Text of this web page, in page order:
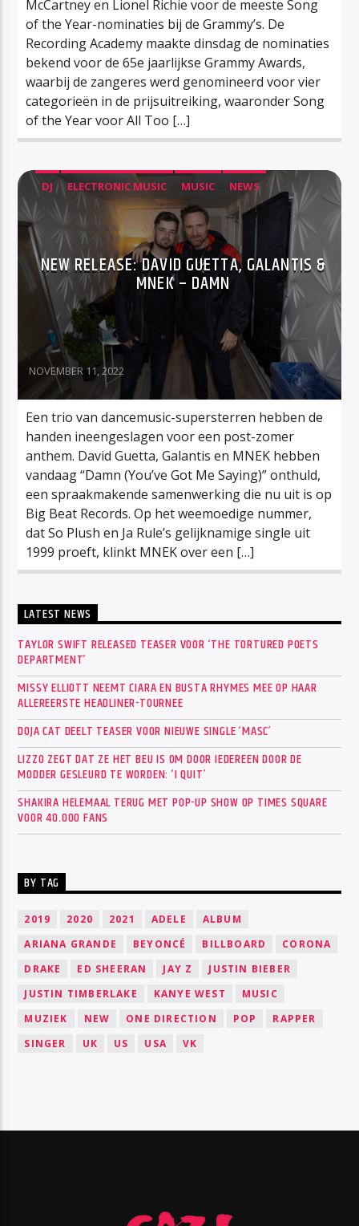
McCartney en Lionel Richie voor de meeste Song
of the Year-nominaties bij de Grammy’s. De
Recording Academy maakte dinsdag de nominaties
bekend voor de 65e jaarlijkse Grammy Awards,
waarbij de zangeres werd genomineerd voor vier
categorieën in de prijsuitreiking, waaronder Song
of the Year voor All Too […]
DJ ELECTRONIC MUSIC MUSIC NEWS
NEW RELEASE: DAVID GUETTA, GALANTIS &
MNEK – DAMN
NOVEMBER 11, 2022
Een trio van dancemusic-supersterren hebben de
handen ineengeslagen voor een post-zomer
anthem. David Guetta, Galantis en MNEK hebben
vandaag “Damn (You’ve Got Me Saying)” onthuld,
een spraakmakende samenwerking die nu uit is op
Big Beat Records. Op het weemoedige nummer,
dat So Plush en Ja Rule’s gelijknamige single uit
1999 proeft, klinkt MNEK over een […]
LATEST NEWS
TAYLOR SWIFT RELEASED TEASER VOOR ‘THE TORTURED POETS
DEPARTMENT’
MISSY ELLIOTT NEEMT CIARA EN BUSTA RHYMES MEE OP HAAR
ALLEREERSTE HEADLINER-TOURNEE
DOJA CAT DEELT TEASER VOOR NIEUWE SINGLE ‘MASC’
LIZZO ZEGT DAT ZE HET BEU IS OM DOOR IEDEREEN DOOR DE
MODDER GESLEURD TE WORDEN: ‘I QUIT’
SHAKIRA HELEMAAL TERUG MET POP-UP SHOW OP TIMES SQUARE
VOOR 40.000 FANS
BY TAG
2019 2020 2021 ADELE
ALBUM
ARIANA GRANDE
BEYONCÉ BILLBOARD
CORONA
DRAKE
ED SHEERAN JAY Z
JUSTIN BIEBER
JUSTIN TIMBERLAKE
KANYE WEST
MUSIC
MUZIEK
NEW ONE DIRECTION POP
RAPPER
SINGER
UK US USA VK